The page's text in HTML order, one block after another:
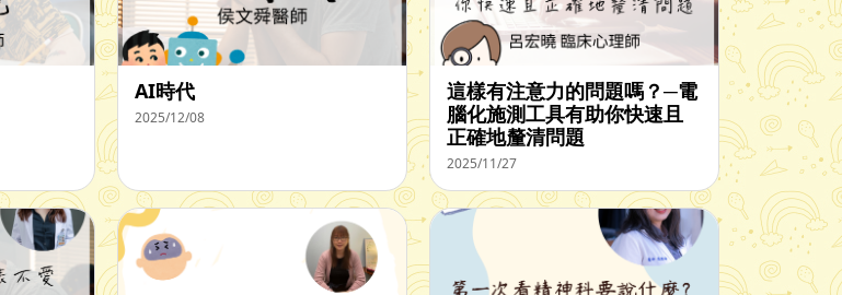
AI時代
2025/12/08
這樣有注意力的問題嗎？─電
腦化施測工具有助你快速且
正確地釐清問題
2025/11/27